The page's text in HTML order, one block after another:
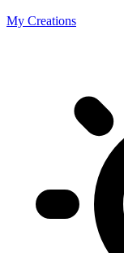
My Creations